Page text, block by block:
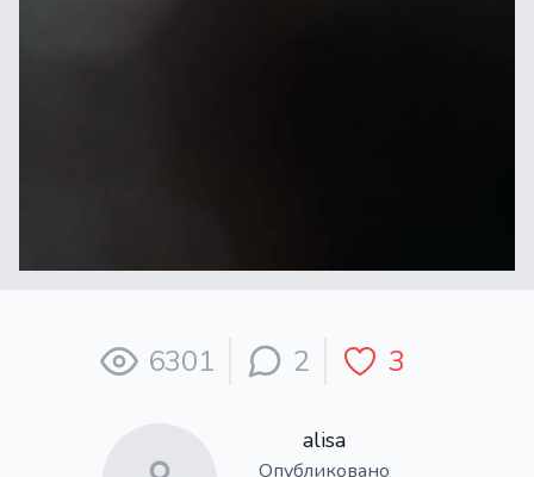
6301 2 3
alisa
Опубликовано